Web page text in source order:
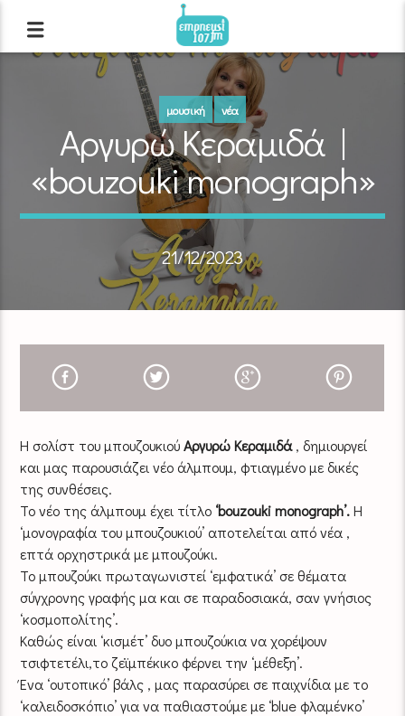
μουσική νέα
Αργυρώ Κεραμιδά |
«bouzouki monograph»
21/12/2023
H σολίστ του μπουζουκιούΑργυρώ Κεραμιδά, δημιουργεί
και μας παρουσιάζει νέο άλμπουμ, φτιαγμένο με δικές
της συνθέσεις.
Το νέο της άλμπουμ έχει τίτλο ‘bouzouki monograph’.Η
‘μονογραφία του μπουζουκιού’ αποτελείται από νέα ,
επτά ορχηστρικά με μπουζούκι.
Το μπουζούκι πρωταγωνιστεί ‘εμφατικά’ σε θέματα
σύγχρονης γραφής μα και σε παραδοσιακά, σαν γνήσιος
‘κοσμοπολίτης’.
Καθώς είναι ‘κισμέτ’ δυο μπουζούκια να χορέψουν
τσιφτετέλι,το ζεϊμπέκικο φέρνει την ‘μέθεξη’.
Ένα ‘ουτοπικό’ βάλς , μας παρασύρει σε παιχνίδια με το
‘καλειδοσκόπιο’ για να παθιαστούμε με ‘blue φλαμένκο’